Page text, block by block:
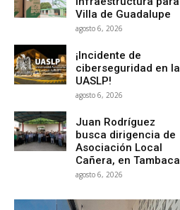
Villa de Guadalupe
agosto 6, 2026
¡Incidente de
ciberseguridad en la
UASLP!
agosto 6, 2026
Juan Rodríguez
busca dirigencia de
Asociación Local
Cañera, en Tambaca
agosto 6, 2026